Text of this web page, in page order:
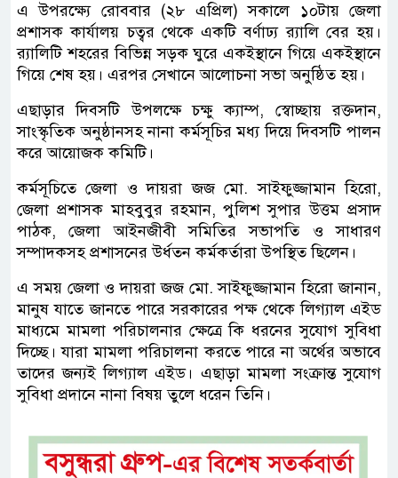
এ উপরক্ষ্যে রোববার (২৮ এপ্রিল) সকালে ১০টায় জেলা
প্রশাসক কার্যালয় চত্বর থেকে একটি বর্ণাঢ্য র‌্যালি বের হয়।
র‌্যালিটি শহরের বিভিন্ন সড়ক ঘুরে একইস্থানে গিয়ে একইস্থানে
গিয়ে শেষ হয়। এরপর সেখানে আলোচনা সভা অনুষ্ঠিত হয়।
এছাড়ার দিবসটি উপলক্ষে চক্ষু ক্যাম্প, স্বোচ্ছায় রক্তদান,
সাংস্কৃতিক অনুষ্ঠানসহ নানা কর্মসূচির মধ্য দিয়ে দিবসটি পালন
করে আয়োজক কমিটি।
কর্মসূচিতে জেলা ও দায়রা জজ মো. সাইফুজ্জামান হিরো,
জেলা প্রশাসক মাহবুবুর রহমান, পুলিশ সুপার উত্তম প্রসাদ
পাঠক, জেলা আইনজীবী সমিতির সভাপতি ও সাধারণ
সম্পাদকসহ প্রশাসনের উর্ধতন কর্মকর্তারা উপস্থিত ছিলেন।
এ সময় জেলা ও দায়রা জজ মো. সাইফুজ্জামান হিরো জানান,
মানুষ যাতে জানতে পারে সরকারের পক্ষ থেকে লিগ্যাল এইড
মাধ্যমে মামলা পরিচালনার ক্ষেত্রে কি ধরনের সুযোগ সুবিধা
দিচ্ছে। যারা মামলা পরিচালনা করতে পারে না অর্থের অভাবে
তাদের জন্যই লিগ্যাল এইড। এছাড়া মামলা সংক্রান্ত সুযোগ
সুবিধা প্রদানে নানা বিষয় তুলে ধরেন তিনি।